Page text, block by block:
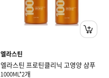
엘라스틴
엘라스틴 프로틴클리닉 고영양 샴푸
1000ML*2개